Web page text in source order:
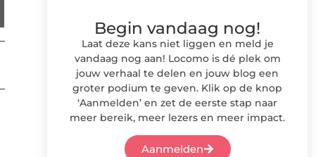
Begin vandaag nog!
Laat deze kans niet liggen en meld je
vandaag nog aan! Locomo is dé plek om
jouw verhaal te delen en jouw blog een
groter podium te geven. Klik op de knop
‘Aanmelden’ en zet de eerste stap naar
meer bereik, meer lezers en meer impact.
Aanmelden